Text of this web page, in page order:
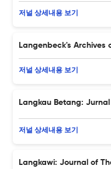
저널 상세내용 보기
Langenbeck's Archives
저널 상세내용 보기
Langkau Betang:
저널 상세내용 보기
Langkawi: Journal of